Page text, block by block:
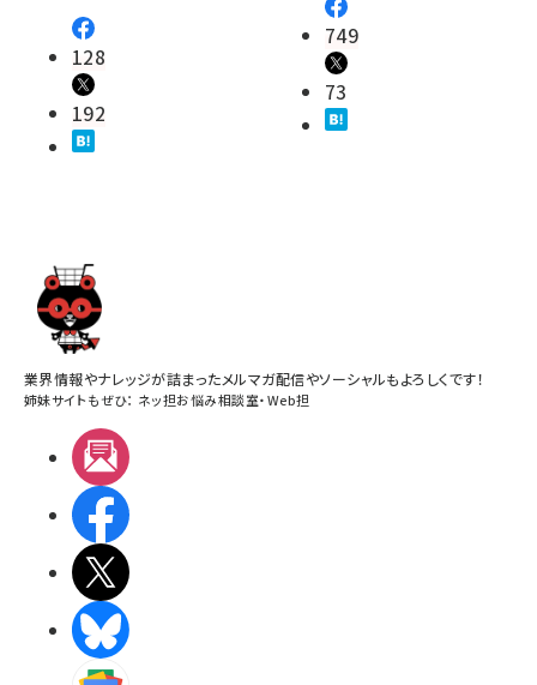
128
192
749
73
業界情報やナレッジが詰まったメルマガ配信やソーシャルもよろしくです！
姉妹サイトもぜひ： ネッ担お悩み相談室・Web担